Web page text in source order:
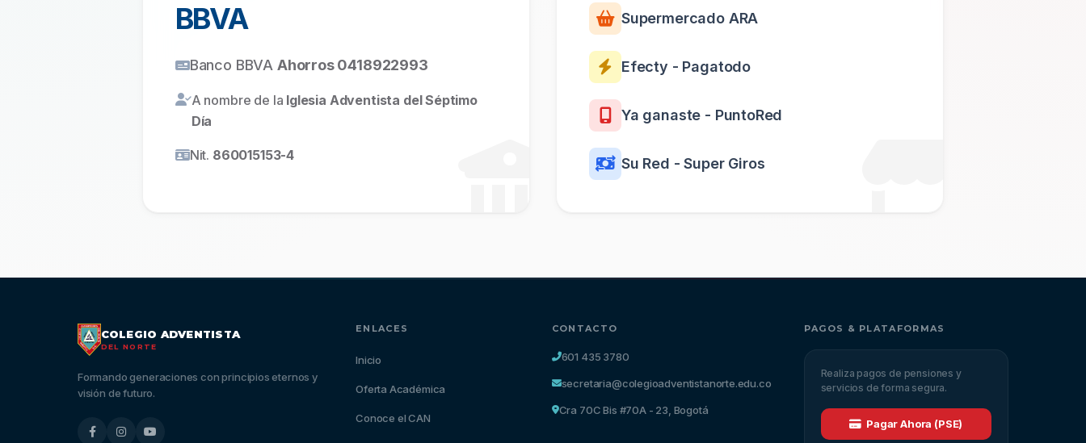
BBVA
Banco BBVA Ahorros 0418922993
A nombre de la Iglesia Adventista del Séptimo
Día
Nit. 860015153-4
Supermercado ARA
Efecty - Pagatodo
Ya ganaste - PuntoRed
Su Red - Super Giros
COLEGIO ADVENTISTA
DEL NORTE
Formando generaciones con principios eternos y
visión de futuro.
ENLACES
Inicio
Oferta Académica
Conoce el CAN
CONTACTO
601 435 3780
secretaria@colegioadventistanorte.edu.co
Cra 70C Bis #70A - 23, Bogotá
PAGOS & PLATAFORMAS
Realiza pagos de pensiones y
servicios de forma segura.
Pagar Ahora (PSE)